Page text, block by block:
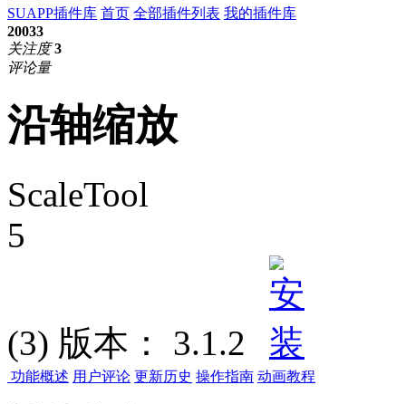
SUAPP插件库 首页 全部插件列表 我的插件库
20033
关注度 3
评论量
沿轴缩放
ScaleTool
5
(3) 版本： 3.1.2
功能概述 用户评论 更新历史 操作指南 动画教程